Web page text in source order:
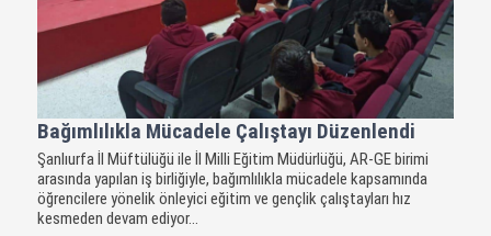
Bağımlılıkla Mücadele Çalıştayı Düzenlendi
Şanlıurfa İl Müftülüğü ile İl Milli Eğitim Müdürlüğü, AR-GE birimi
arasında yapılan iş birliğiyle, bağımlılıkla mücadele kapsamında
öğrencilere yönelik önleyici eğitim ve gençlik çalıştayları hız
kesmeden devam ediyor...